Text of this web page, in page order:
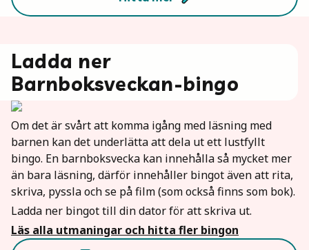
Ladda ner
Barnboksveckan-bingo
Om det är svårt att komma igång med läsning med
barnen kan det underlätta att dela ut ett lustfyllt
bingo. En barnboksvecka kan innehålla så mycket mer
än bara läsning, därför innehåller bingot även att rita,
skriva, pyssla och se på film (som också finns som bok).
Ladda ner bingot till din dator för att skriva ut.
Läs alla utmaningar och hitta fler bingon